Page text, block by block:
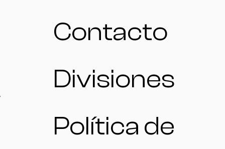
Contacto
Divisiones
Política de